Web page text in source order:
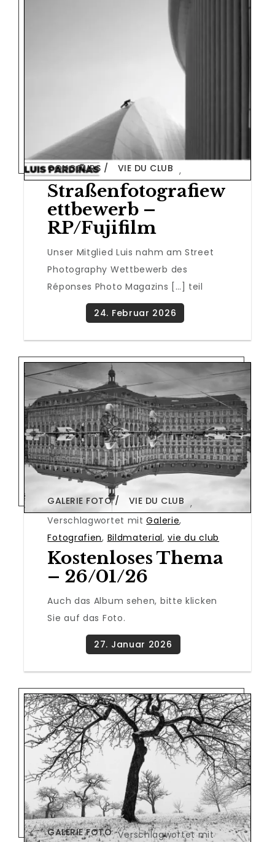
CONCOURS ,
VIE DU CLUB
Straßenfotografiew
Ettbewerb –
RP/Fujifilm
Unser Mitglied Luis nahm am Street
Photography Wettbewerb des
Réponses Photo Magazins […] teil
GALERIE FOTO ,
VIE DU CLUB
Verschlagwortet mitGalerie,
Fotografien, Bildmaterial,vie du club
Kostenloses Thema
– 26/01/26
Auch das Album sehen, bitte klicken
Sie auf das Foto.
GALERIE FOTO Verschlagwortet mit